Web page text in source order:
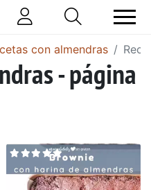
con almendras
- página